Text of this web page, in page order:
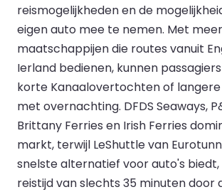
reismogelijkheden en de
eigen auto mee te nemen. Met
maatschappijen die routes vanuit
Ierland bedienen, kunnen
korte Kanaalovertochten of
met overnachting. DFDS Seaways,
Brittany Ferries en Irish Ferries
markt, terwijl LeShuttle van
snelste alternatief voor auto's
reistijd van slechts 35 minuten door